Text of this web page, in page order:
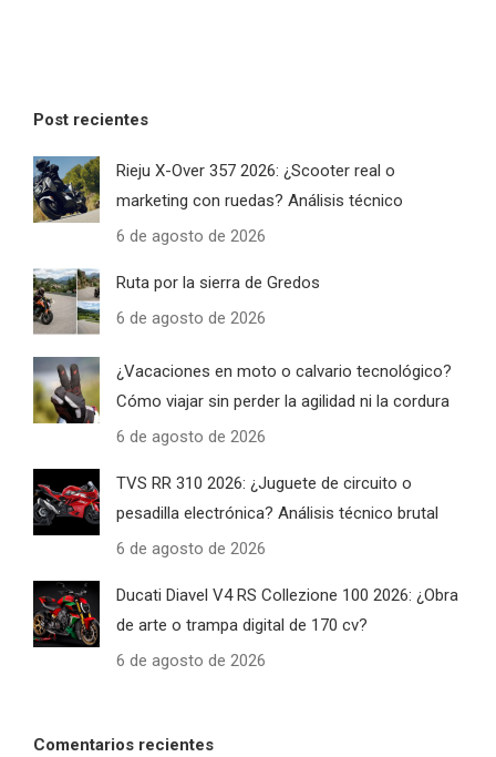
Post recientes
Rieju X-Over 357 2026: ¿Scooter real o
marketing con ruedas? Análisis técnico
6 de agosto de 2026
Ruta por la sierra de Gredos
6 de agosto de 2026
¿Vacaciones en moto o calvario tecnológico?
Cómo viajar sin perder la agilidad ni la cordura
6 de agosto de 2026
TVS RR 310 2026: ¿Juguete de circuito o
pesadilla electrónica? Análisis técnico brutal
6 de agosto de 2026
Ducati Diavel V4 RS Collezione 100 2026: ¿Obra
de arte o trampa digital de 170 cv?
6 de agosto de 2026
Comentarios recientes